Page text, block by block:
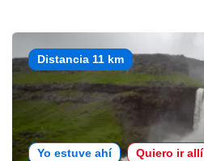
Distancia 11 km
Yo estuve ahí Quiero ir allí